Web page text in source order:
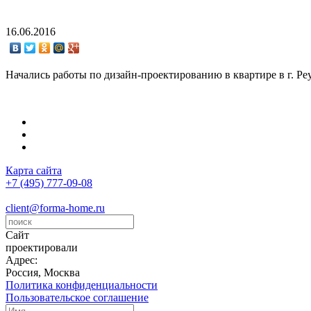
16.06.2016
Начались работы по дизайн-проектированию в квартире в г.
Карта сайта
+7 (495) 777-09-08
client@forma-home.ru
Сайт
проектировали
Адрес:
Россия, Москва
Политика конфиденциальности
Пользовательское соглашение